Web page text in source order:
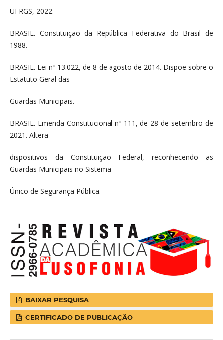
UFRGS, 2022.
BRASIL. Constituição da República Federativa do Brasil de
1988.
BRASIL. Lei nº 13.022, de 8 de agosto de 2014. Dispõe sobre o
Estatuto Geral das
Guardas Municipais.
BRASIL. Emenda Constitucional nº 111, de 28 de setembro de
2021. Altera
dispositivos da Constituição Federal, reconhecendo as
Guardas Municipais no Sistema
Único de Segurança Pública.
BAIXAR PESQUISA
CERTIFICADO DE PUBLICAÇÃO